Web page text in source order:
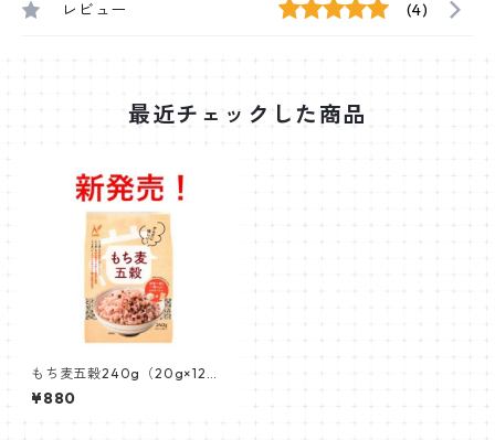
レビュー (4)
最近チェックした商品
もち麦五穀240g（20g×12
袋）
¥880